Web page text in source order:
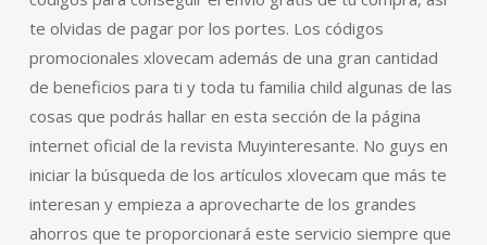
te olvidas de pagar por los portes. Los códigos
promocionales xlovecam además de una gran cantidad
de beneficios para ti y toda tu familia child algunas de las
cosas que podrás hallar en esta sección de la página
internet oficial de la revista Muyinteresante. No guys en
iniciar la búsqueda de los artículos xlovecam que más te
interesan y empieza a aprovecharte de los grandes
ahorros que te proporcionará este servicio siempre que